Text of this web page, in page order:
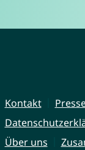
Kontakt
Über uns